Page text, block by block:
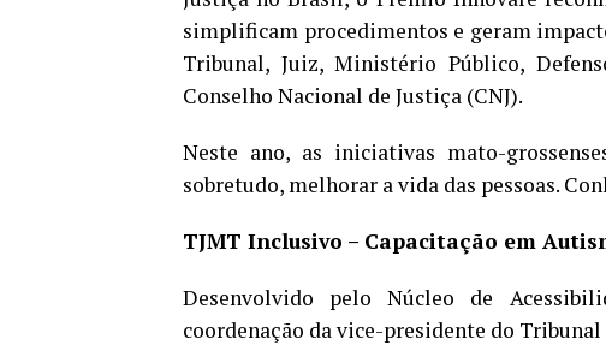
simplificam procedimentos e geram
Tribunal, Juiz, Ministério Público,
Conselho Nacional de Justiça (CNJ).
Neste ano, as iniciativas mato-
sobretudo, melhorar a vida das pessoas.
TJMT Inclusivo – Capacitação em
Desenvolvido pelo Núcleo de
coordenação da vice-presidente do